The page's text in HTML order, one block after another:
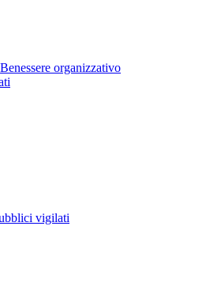
Benessere organizzativo
vigilati